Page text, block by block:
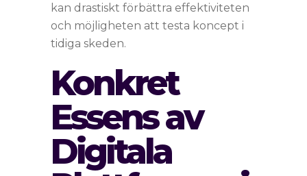
kan drastiskt förbättra effektiviteten
och möjligheten att testa koncept i
tidiga skeden.
Konkret
Essens av
Digitala